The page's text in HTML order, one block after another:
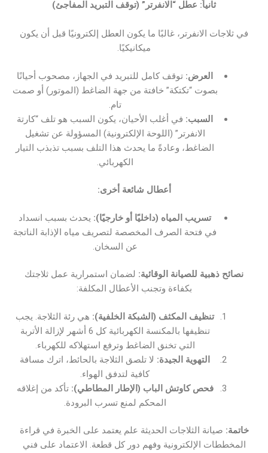
ثانياً: عطل “الانفرتر” (توقف التبريد المفاجئ)
في ثلاجات الانفرتر، غالبًا ما يكون العطل إلكترونيًا قبل أن يكون
ميكانيكيًا.
العرض: توقف كامل للتبريد في الجهاز، مصحوب أحيانًا
بصوت “تكتكة” خافتة من جهة الضاغط (الموتور) أو صمت
تام.
السبب: في أغلب الأحيان، يكون السبب هو تلف “كارتة
الانفرتر” (اللوحة الإلكترونية) المسؤولة عن تشغيل
الضاغط، وعادةً ما يحدث هذا التلف بسبب تذبذب التيار
الكهربائي.
أعطال شائعة أخرى:
تسريب المياه (داخليًا أو خارجيًا): يحدث بسبب انسداد
في فتحة الصرف المخصصة لتصريف مياه الإذابة الناتجة
عن السخان.
نصائح ذهبية للصيانة الوقائية: لضمان استمرارية عمل ثلاجتك
بكفاءة وتجنب الأعطال المكلفة:
تنظيف المكثف (الشبكة الخلفية): هي رئة الثلاجة. يجب
تنظيفها بالمكنسة الكهربائية كل 6 أشهر لإزالة الأتربة
التي تخنق الضاغط وترفع استهلاكه للكهرباء.
التهوية الجيدة: لا تلصق الثلاجة بالحائط، اترك مسافة
كافية لتدفق الهواء.
فحص كاوتش الباب (الإطار المطاطي): تأكد من إغلاقه
المحكم لمنع تسرب البرودة.
خاتمة: صيانة الثلاجات الحديثة علم يعتمد على الخبرة في قراءة
المخططات الإلكترونية وفهم دور كل قطعة. الاعتماد على فني